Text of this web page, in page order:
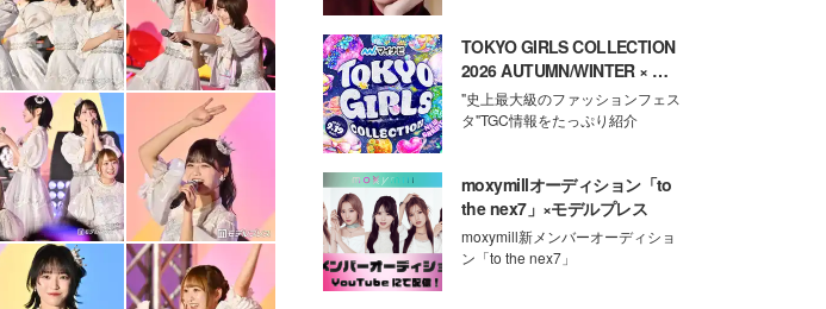
TOKYO GIRLS COLLECTION
2026 AUTUMN/WINTER × モ
デルプレス
"史上最大級のファッションフェス
タ"TGC情報をたっぷり紹介
moxymillオーディション「to
the nex7」×モデルプレス
moxymill新メンバーオーディショ
ン「to the nex7」